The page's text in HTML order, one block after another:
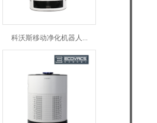
科沃斯移动净化机器人...